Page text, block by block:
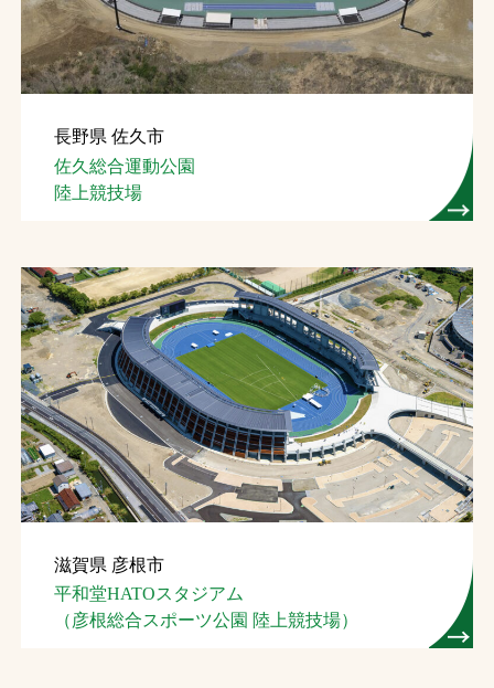
長野県 佐久市
佐久総合運動公園
陸上競技場
滋賀県 彦根市
平和堂HATOスタジアム
（彦根総合スポーツ公園 陸上競技場）